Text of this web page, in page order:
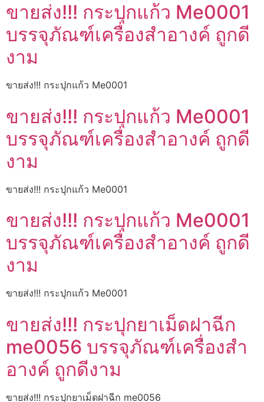
ขายส่ง!!! กระปุกแก้ว Me0001
บรรจุภัณฑ์เครื่องสำอางค์ ถูกดี
งาม
ขายส่ง!!! กระปุกแก้ว Me0001
ขายส่ง!!! กระปุกแก้ว Me0001
บรรจุภัณฑ์เครื่องสำอางค์ ถูกดี
งาม
ขายส่ง!!! กระปุกแก้ว Me0001
ขายส่ง!!! กระปุกแก้ว Me0001
บรรจุภัณฑ์เครื่องสำอางค์ ถูกดี
งาม
ขายส่ง!!! กระปุกแก้ว Me0001
ขายส่ง!!! กระปุกยาเม็ดฝาฉีก
me0056 บรรจุภัณฑ์เครื่องสำ
อางค์ ถูกดีงาม
ขายส่ง!!! กระปุกยาเม็ดฝาฉีก me0056